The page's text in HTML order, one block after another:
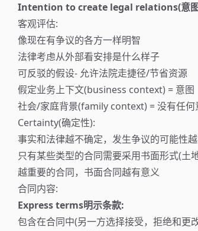
Intention to create legal relations(意图
客观评估:
像现在有争议的各方一样明智
法律考虑从外部看安排是什么样子
可反驳的假设- 允许法院走捷径/节省资源
假定业务上下文(business context) = 意图
社会/家庭背景(family context) = 没有任何
Certainty(确定性):
事实和法律越不确定，发生争议的可能性
只有某些类型的合同需要采用书面形式(土
越重要的合同，书面合同越有意义
合同内容:
Express terms明示条款:
包含在合同中(另一方选择接受，拒绝和更